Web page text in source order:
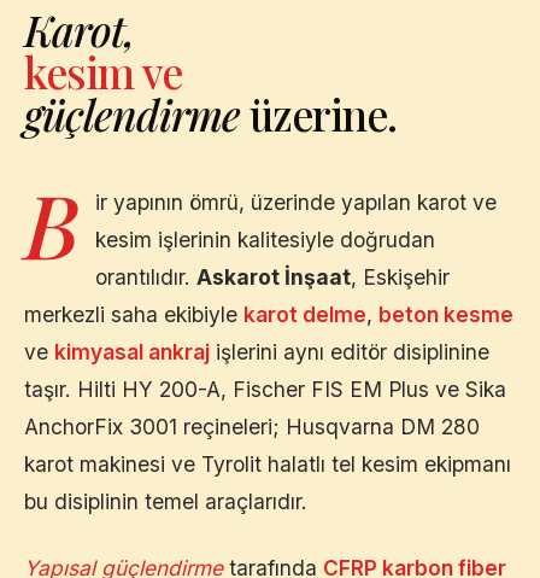
Karot,
kesim ve
güçlendirmeüzerine.
B
ir yapının ömrü, üzerinde yapılan karot ve
kesim işlerinin kalitesiyle doğrudan
orantılıdır. Askarot İnşaat, Eskişehir
merkezli saha ekibiyle karot delme, beton kesme
ve kimyasal ankraj işlerini aynı editör disiplinine
taşır. Hilti HY 200-A, Fischer FIS EM Plus ve Sika
AnchorFix 3001 reçineleri; Husqvarna DM 280
karot makinesi ve Tyrolit halatlı tel kesim ekipmanı
bu disiplinin temel araçlarıdır.
Yapısal güçlendirmetarafında CFRP karbon fiber